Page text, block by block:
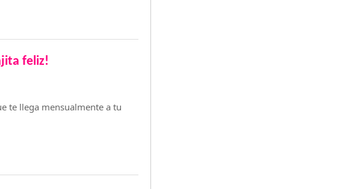
feliz!
te llega mensualmente a tu